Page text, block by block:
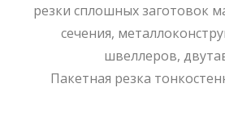
резки сплошных заготовок
сечения,
швеллеров,
Пакетная резка